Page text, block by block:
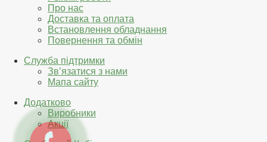
Про нас
Доставка та оплата
Встановлення обладнання
Повернення та обмін
Служба підтримки
Зв’язатися з нами
Мапа сайту
Додатково
Виробники
Акції